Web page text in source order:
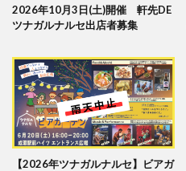
2026年10月3日(土)開催 軒先DE
ツナガルナルセ出店者募集
【2026年ツナガルナルセ】ビアガ